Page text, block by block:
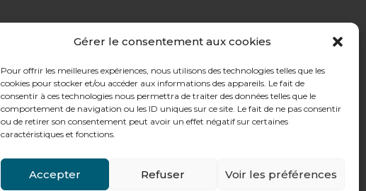
Gérer le consentement aux cookies
Pour offrir les meilleures expériences, nous utilisons des technologies telles que les
cookies pour stocker et/ou accéder aux informations des appareils. Le fait de
consentir à ces technologies nous permettra de traiter des données telles que le
comportement de navigation ou les ID uniques sur ce site. Le fait de ne pas consentir
ou de retirer son consentement peut avoir un effet négatif sur certaines
caractéristiques et fonctions.
Accepter Refuser Voir les préférences